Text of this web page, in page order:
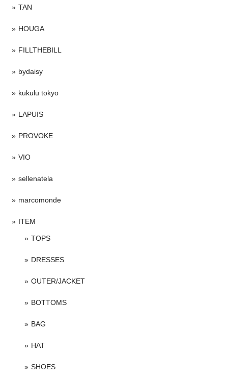
TAN
HOUGA
FILLTHEBILL
bydaisy
kukulu tokyo
LAPUIS
PROVOKE
VIO
sellenatela
marcomonde
ITEM
TOPS
DRESSES
OUTER/JACKET
BOTTOMS
BAG
HAT
SHOES